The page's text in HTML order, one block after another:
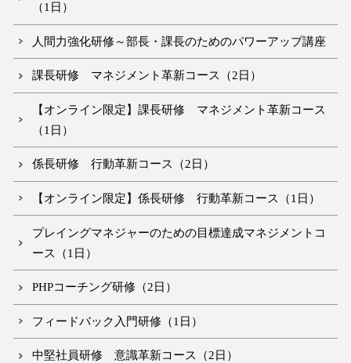
（1日）
人間力強化研修～部長・課長のためのパワーアップ講座
課長研修 マネジメント革新コース（2日）
【オンライン限定】課長研修 マネジメント革新コース
（1日）
係長研修 行動革新コース（2日）
【オンライン限定】係長研修 行動革新コース（1日）
プレイングマネジャーのための目標達成マネジメントコ
ース（1日）
PHPコーチング研修（2日）
フィードバック入門研修（1日）
中堅社員研修 意識革新コース（2日）